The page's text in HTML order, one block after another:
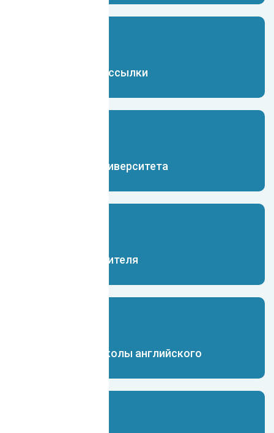
Чат-бот для рассылки
Чат-бот для университета
Чат-бот для учителя
Чат-бот для школы английского